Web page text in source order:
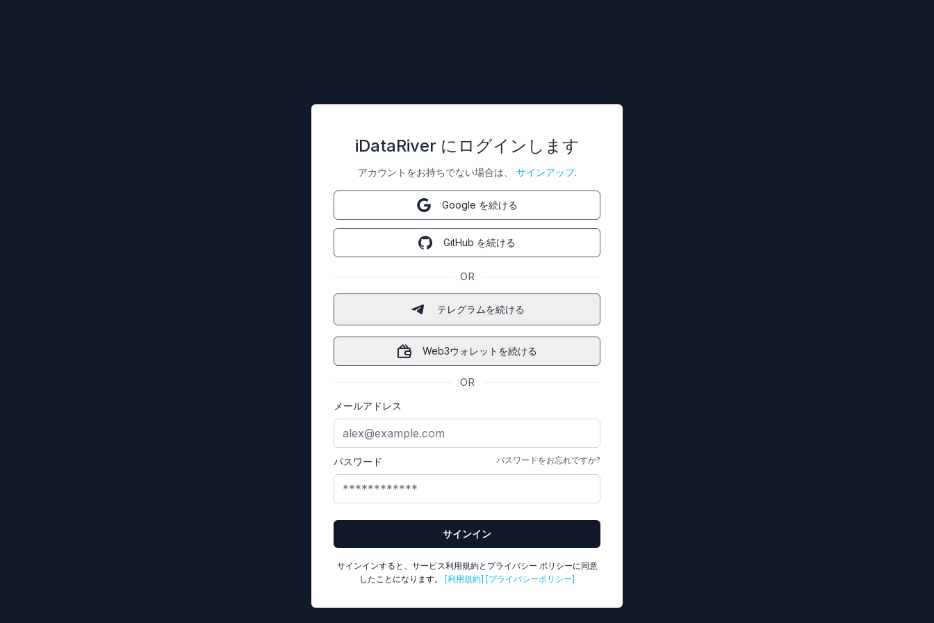
iDataRiver にログインします
アカウントをお持ちでない場合は、 サインアップ.
Google を続ける
GitHub を続ける
OR
テレグラムを続ける
Web3ウォレットを続ける
OR
メールアドレス
パスワード パスワードをお忘れですか?
サインイン
サインインすると、サービス利用規約とプライバシー ポリシーに同意
したことになります。
[利用規約] [プライバシーポリシー]